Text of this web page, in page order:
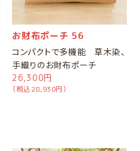
お財布ポーチ 56
コンパクトで多機能 草木染、
手織りのお財布ポーチ
26,300円
（税込28,930円）